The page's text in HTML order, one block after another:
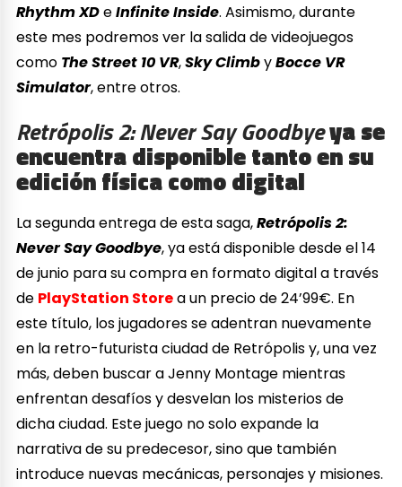
Rhythm XDeInfinite Inside. Asimismo, durante
este mes podremos ver la salida de videojuegos
como The Street 10 VR,Sky ClimbyBocce VR
Simulator, entre otros.
Retrópolis 2: Never Say Goodbyeya se
encuentra disponible tanto en su
edición física como digital
La segunda entrega de esta saga,Retrópolis 2:
Never Say Goodbye, ya está disponible desde el 14
de junio para su compra en formato digital a través
de PlayStation Storea un precio de 24’99€. En
este título, los jugadores se adentran nuevamente
en la retro-futurista ciudad de Retrópolis y, una vez
más, deben buscar a Jenny Montage mientras
enfrentan desafíos y desvelan los misterios de
dicha ciudad. Este juego no solo expande la
narrativa de su predecesor, sino que también
introduce nuevas mecánicas, personajes y misiones.